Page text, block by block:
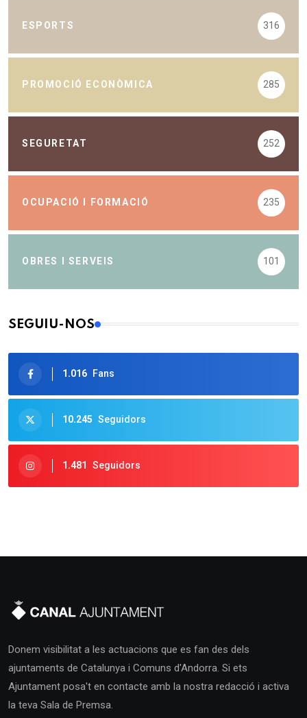
ESPORTS 316
PROMOCIÓ ECONÒMICA 285
SEGURETAT 252
OCUPACIÓ I FORMACIÓ 235
OBRES I SERVEIS 101
SEGUIU-NOS
1.016 Fans
10.245 Seguidors
1.481 Seguidors
Donem visibilitat a les actuacions que es fan des dels
ajuntaments de Catalunya i Comuns d'Andorra. Si ets
Ajuntament posa't en contacte amb la nostra redacció i activa
la teva Sala de Premsa.